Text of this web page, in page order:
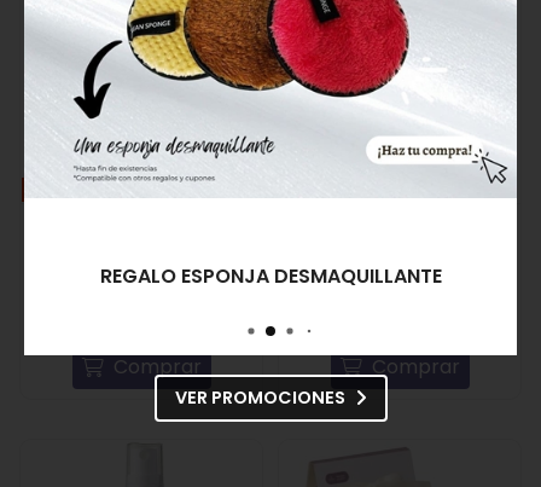
OFERTA
Comprar
Contorno y Crema
Comprar
REGALO ESPONJA DESMAQUILLANTE
VER PROMOCIONES